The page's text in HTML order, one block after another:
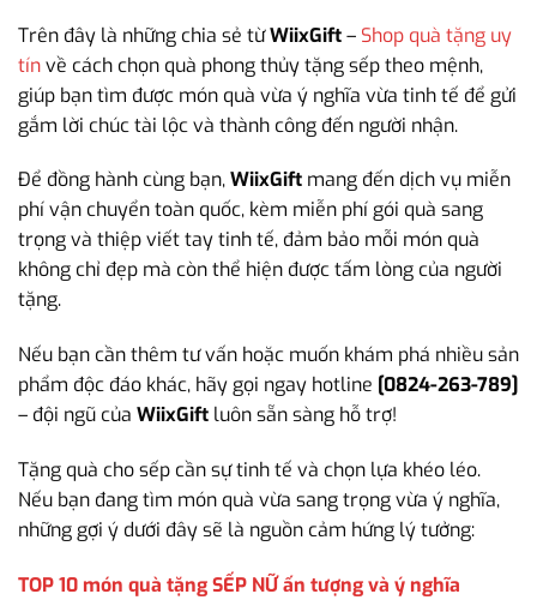
Trên đây là những chia sẻ từWiixGift– Shop quà tặng uy
tínvề cách chọn quà phong thủy tặng sếp theo mệnh,
giúp bạn tìm được món quà vừa ý nghĩa vừa tinh tế để gửi
gắm lời chúc tài lộc và thành công đến người nhận.
Để đồng hành cùng bạn,WiixGift mang đến dịch vụ miễn
phí vận chuyển toàn quốc, kèm miễn phí gói quà sang
trọng và thiệp viết tay tinh tế, đảm bảo mỗi món quà
không chỉ đẹp mà còn thể hiện được tấm lòng của người
tặng.
Nếu bạn cần thêm tư vấn hoặc muốn khám phá nhiều sản
phẩm độc đáo khác, hãy gọi ngay hotline [0824-263-789]
– đội ngũ của WiixGift luôn sẵn sàng hỗ trợ!
Tặng quà cho sếp cần sự tinh tế và chọn lựa khéo léo.
Nếu bạn đang tìm món quà vừa sang trọng vừa ý nghĩa,
những gợi ý dưới đây sẽ là nguồn cảm hứng lý tưởng:
TOP 10 món quà tặng SẾP NỮ ấn tượng và ý nghĩa